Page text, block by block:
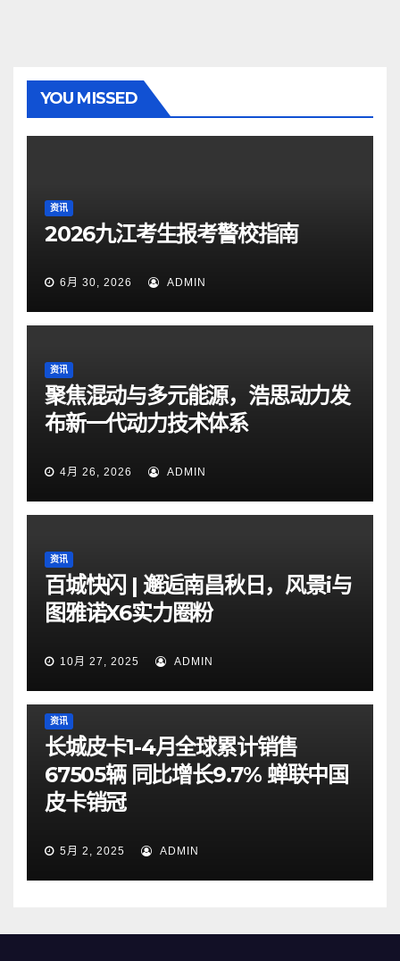
YOU MISSED
资讯
2026九江考生报考警校指南
6月 30, 2026 ADMIN
资讯
聚焦混动与多元能源，浩思动力发
布新一代动力技术体系
4月 26, 2026 ADMIN
资讯
百城快闪 | 邂逅南昌秋日，风景i与
图雅诺X6实力圈粉
10月 27, 2025 ADMIN
资讯
长城皮卡1-4月全球累计销售
67505辆 同比增长9.7% 蝉联中国
皮卡销冠
5月 2, 2025 ADMIN